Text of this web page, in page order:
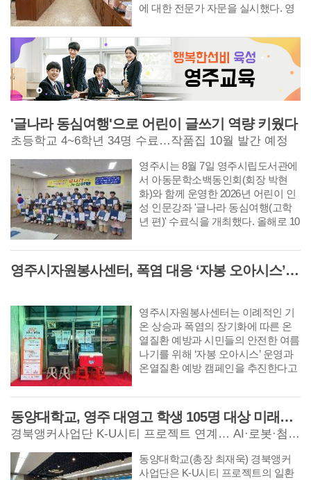
에 대한 전문가 자문을 실시했다. 영
와 교수, 아동 분야 전문가
'글나라 동심여행'으로 어린이 글쓰기 역량 키웠다
초등학교 4~6학년 34명 수료…작품집 10월 발간 예정
영주시는 8월 7일 영주시립도서관에
서 아동문학소백동인회(회장 박현
화)와 함께 운영한 2026년 어린이 인
성 인문강좌 '글나라 동심여행(고학
년 편)' 수료식을 개최했다. 올해로 10
년 편)'은 평소
영주시자원봉사센터, 폭염 대응 ‘자봉 오아시스’ 운영...시원한 생수 나눔으로 주민 건강 지킨다.
영주시자원봉사센터는 이례적인 기
온 상승과 폭염의 장기화에 따른 온
열질환 예방과 시민들의 안전한 여름
나기를 위해 ‘자봉 오아시스’ 운영과
온열질환 예방 캠페인을 추진한다고
외 활동으로 지친
동양대학교, 영주 대영고 학생 105명 대상 미래산업 융합 부트캠프 운영
경북앵커사업단 K-U시티 프로젝트 연계… AI·로봇·첨단베어링 융합교육으로 지역 미래인재 양성
동양대학교(총장 최재욱) 경북앵커
사업단은 K-U시티 프로젝트의 일환